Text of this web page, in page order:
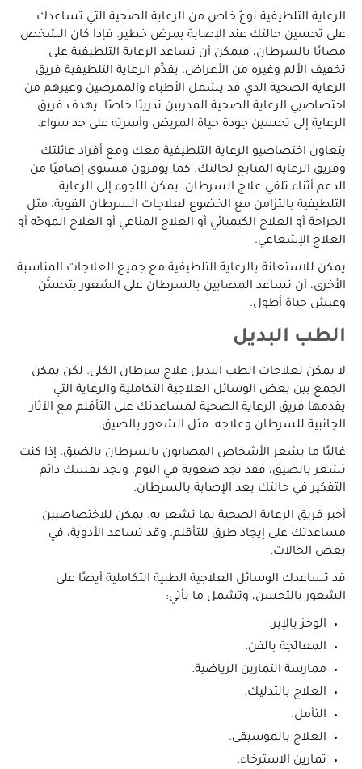
الرعاية التلطيفية نوعٌ خاص من الرعاية الصحية التي تساعدك
على تحسين حالتك عند الإصابة بمرض خطير. فإذا كان الشخص
مصابًا بالسرطان، فيمكن أن تساعد الرعاية التلطيفية على
تخفيف الألم وغيره من الأعراض. يقدِّم الرعاية التلطيفية فريق
الرعاية الصحية الذي قد يشمل الأطباء والممرضين وغيرهم من
اختصاصيي الرعاية الصحية المدربين تدريبًا خاصًا. يهدف فريق
الرعاية إلى تحسين جودة حياة المريض وأسرته على حد سواء.
يتعاون اختصاصيو الرعاية التلطيفية معك ومع أفراد عائلتك
وفريق الرعاية المتابع لحالتك. كما يوفرون مستوى إضافيًا من
الدعم أثناء تلقي علاج السرطان. يمكن اللجوء إلى الرعاية
التلطيفية بالتزامن مع الخضوع لعلاجات السرطان القوية، مثل
الجراحة أو العلاج الكيميائي أو العلاج المناعي أو العلاج الموجّه أو
العلاج الإشعاعي.
يمكن للاستعانة بالرعاية التلطيفية مع جميع العلاجات المناسبة
الأخرى، أن تساعد المصابين بالسرطان على الشعور بتحسُّن
وعيش حياة أطول.
الطب البديل
لا يمكن لعلاجات الطب البديل علاج سرطان الكلى. لكن يمكن
الجمع بين بعض الوسائل العلاجية التكاملية والرعاية التي
يقدمها فريق الرعاية الصحية لمساعدتك على التأقلم مع الآثار
الجانبية للسرطان وعلاجه، مثل الشعور بالضيق.
غالبًا ما يشعر الأشخاص المصابون بالسرطان بالضيق. إذا كنت
تشعر بالضيق، فقد تجد صعوبة في النوم، وتجد نفسك دائم
التفكير في حالتك بعد الإصابة بالسرطان.
أخبِر فريق الرعاية الصحية بما تشعر به. يمكن للاختصاصيين
مساعدتك على إيجاد طرق للتأقلم. وقد تساعد الأدوية، في
بعض الحالات.
قد تساعدك الوسائل العلاجية الطبية التكاملية أيضًا على
الشعور بالتحسن، وتشمل ما يأتي:
الوخز بالإبر.
المعالَجة بالفن.
ممارسة التمارين الرياضية.
العلاج بالتدليك.
التأمل.
العلاج بالموسيقى.
تمارين الاسترخاء.